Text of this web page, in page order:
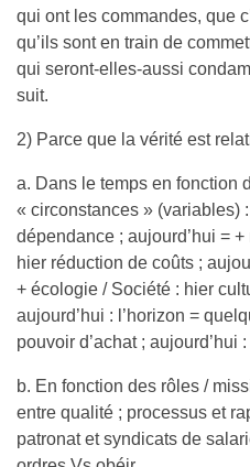
qui ont les commandes, que
qu’ils sont en train de
qui seront-elles-aussi
suit.
2) Parce que la vérité est
a. Dans le temps en fonction
« circonstances » (variables)
dépendance ; aujourd’hui =
hier réduction de coûts ;
+ écologie / Société : hier
aujourd’hui : l’horizon =
pouvoir d’achat ; aujourd’hui
b. En fonction des rôles /
entre qualité ; processus et
patronat et syndicats de